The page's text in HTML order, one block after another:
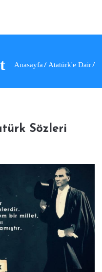
Anasayfa Atatürk'e Dair
Sözleri